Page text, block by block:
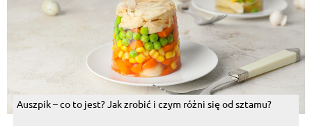
Auszpik – co to jest? Jak zrobić i czym różni się od sztamu?